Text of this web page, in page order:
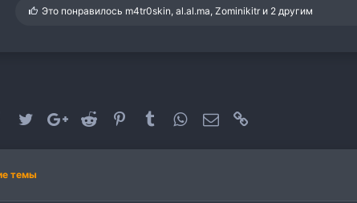
С
Это понравилось m4tr0skin, al.al.ma, Zominikitrи 2 другим
FacebookTwitterGoogle+Reddit PinterestTumblrWhatsAppЭлектронная почта
темы